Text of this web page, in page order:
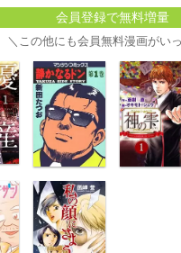
会員登録で無料増量
＼この他にも会員無料漫画がい